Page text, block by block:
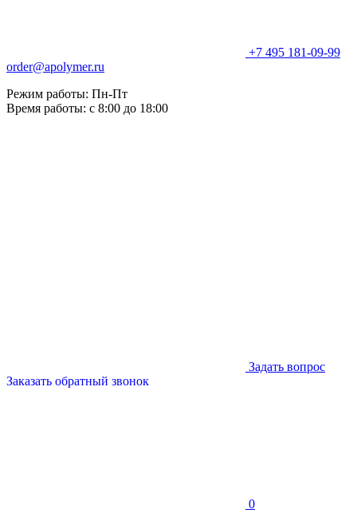
+7 495 181-09-99
order@apolymer.ru
Режим работы: Пн-Пт
Время работы: с 8:00 до 18:00
Задать вопрос
Заказать обратный звонок
0